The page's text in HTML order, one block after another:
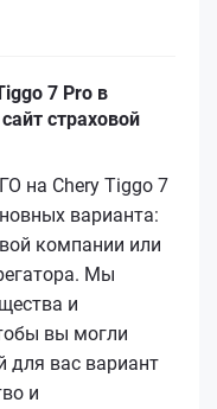
7 Pro в
страховой
на Chery Tiggo 7
варианта:
компании или
Мы
и
вы могли
для вас вариант
и